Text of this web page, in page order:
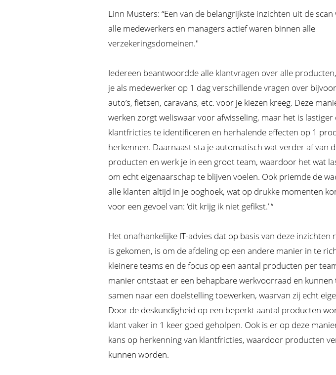
Linn Musters: “Een van de belangrijkste inzichten uit de scan
alle medewerkers en managers actief waren binnen alle
verzekeringsdomeinen."
Iedereen beantwoordde alle klantvragen over alle
je als medewerker op 1 dag verschillende vragen over
auto’s, fietsen, caravans, etc. voor je kiezen kreeg. Deze
werken zorgt weliswaar voor afwisseling, maar het is lastiger
klantfricties te identificeren en herhalende effecten op 1
herkennen. Daarnaast sta je automatisch wat verder af van
producten en werk je in een groot team, waardoor het wat
om echt eigenaarschap te blijven voelen. Ook priemde de
alle klanten altijd in je ooghoek, wat op drukke momenten
voor een gevoel van: ‘dit krijg ik niet gefikst.’ “
Het onafhankelijke IT-advies dat op basis van deze inzichten
is gekomen, is om de afdeling op een andere manier in te
kleinere teams en de focus op een aantal producten per
manier ontstaat er een behapbare werkvoorraad en kunnen
samen naar een doelstelling toewerken, waarvan zij echt
Door de deskundigheid op een beperkt aantal producten
klant vaker in 1 keer goed geholpen. Ook is er op deze
kans op herkenning van klantfricties, waardoor producten
kunnen worden.